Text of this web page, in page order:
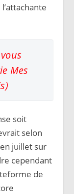
Mes
soit
selon
juillet sur
cependant
de